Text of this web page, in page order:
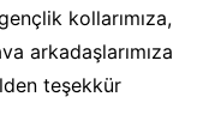
kollarımıza,
arkadaşlarımıza
teşekkür